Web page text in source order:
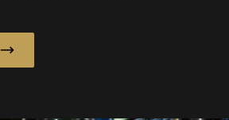
für Kunden weltweit.